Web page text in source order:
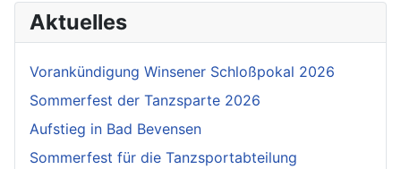
Aktuelles
Vorankündigung Winsener Schloßpokal 2026
Sommerfest der Tanzsparte 2026
Aufstieg in Bad Bevensen
Sommerfest für die Tanzsportabteilung